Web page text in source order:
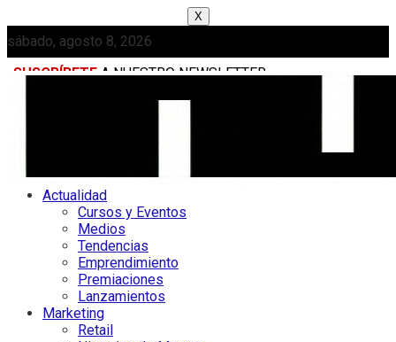
X
sábado, agosto 8, 2026
SUSCRÍBETE A NUESTRO NEWSLETTER
Actualidad
Cursos y Eventos
Medios
Tendencias
Emprendimiento
Premiaciones
Lanzamientos
Marketing
Retail